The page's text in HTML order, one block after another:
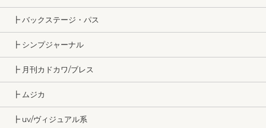
┣ バックステージ・パス
┣ シンプジャーナル
┣ 月刊カドカワ/ブレス
┣ ムジカ
┣ uv/ヴィジュアル系